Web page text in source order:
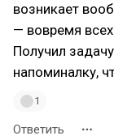
возникает
— вовремя
Получил
напоминалку,
1
Ответить